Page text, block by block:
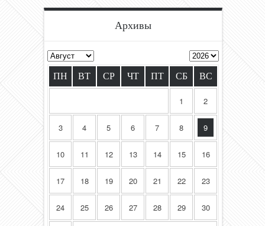
Архивы
ПН ВТ СР ЧТ ПТ СБ ВС
1 2
3 4 5 6 7 8 9
10 11 12 13 14 15 16
17 18 19 20 21 22 23
24 25 26 27 28 29 30